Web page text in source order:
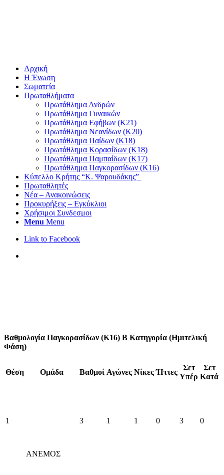
Αρχική
Η Ένωση
Σωματεία
Πρωταθλήματα
Πρωτάθλημα Ανδρών
Πρωτάθλημα Γυναικών
Πρωτάθλημα Εφήβων (Κ21)
Πρωτάθλημα Νεανίδων (Κ20)
Πρωτάθλημα Παίδων (Κ18)
Πρωτάθλημα Κορασίδων (Κ18)
Πρωτάθλημα Παμπαίδων (Κ17)
Πρωτάθλημα Παγκορασίδων (Κ16)
Κύπελλο Κρήτης “Κ. Ψαρουδάκης”
Πρωταθλητές
Νέα – Ανακοινώσεις
Προκυρήξεις – Εγκύκλιοι
Χρήσιμοι Συνδεσμοι
Menu Menu
Link to Facebook
Βαθμολογία Παγκορασίδων (Κ16) Β Κατηγορία (Ημιτελική
Φάση)
Θέση Ομάδα Βαθμοί Αγώνες Νίκες Ήττες
Σετ
Υπέρ
Σετ
Κατά
1
ΑΝΕΜΟΣ
3 1 1 0 3 0